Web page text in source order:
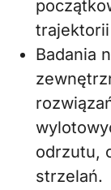
Badania
odrzutu,
strzelań.